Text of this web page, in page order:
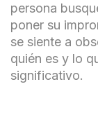
persona
poner su
se siente a
quién es y lo
significativo.